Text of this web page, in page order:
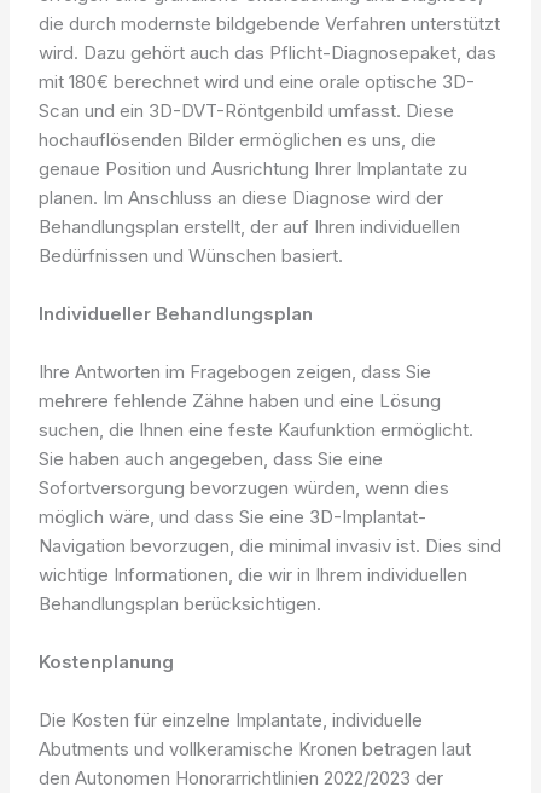
die durch modernste bildgebende Verfahren unterstützt
wird. Dazu gehört auch das Pflicht-Diagnosepaket, das
mit 180€ berechnet wird und eine orale optische 3D-
Scan und ein 3D-DVT-Röntgenbild umfasst. Diese
hochauflösenden Bilder ermöglichen es uns, die
genaue Position und Ausrichtung Ihrer Implantate zu
planen. Im Anschluss an diese Diagnose wird der
Behandlungsplan erstellt, der auf Ihren individuellen
Bedürfnissen und Wünschen basiert.
Individueller Behandlungsplan
Ihre Antworten im Fragebogen zeigen, dass Sie
mehrere fehlende Zähne haben und eine Lösung
suchen, die Ihnen eine feste Kaufunktion ermöglicht.
Sie haben auch angegeben, dass Sie eine
Sofortversorgung bevorzugen würden, wenn dies
möglich wäre, und dass Sie eine 3D-Implantat-
Navigation bevorzugen, die minimal invasiv ist. Dies sind
wichtige Informationen, die wir in Ihrem individuellen
Behandlungsplan berücksichtigen.
Kostenplanung
Die Kosten für einzelne Implantate, individuelle
Abutments und vollkeramische Kronen betragen laut
den Autonomen Honorarrichtlinien 2022/2023 der